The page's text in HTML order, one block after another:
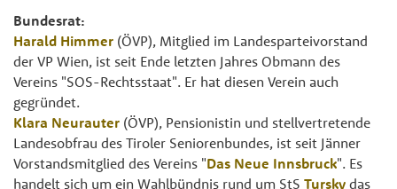
Bundesrat:
Harald Himmer (ÖVP), Mitglied im Landesparteivorstand
der VP Wien, ist seit Ende letzten Jahres Obmann des
Vereins "SOS-Rechtsstaat". Er hat diesen Verein auch
gegründet.
Klara Neurauter (ÖVP), Pensionistin und stellvertretende
Landesobfrau des Tiroler Seniorenbundes, ist seit Jänner
Vorstandsmitglied des Vereins "Das Neue Innsbruck". Es
handelt sich um ein Wahlbündnis rund um StS Tursky das